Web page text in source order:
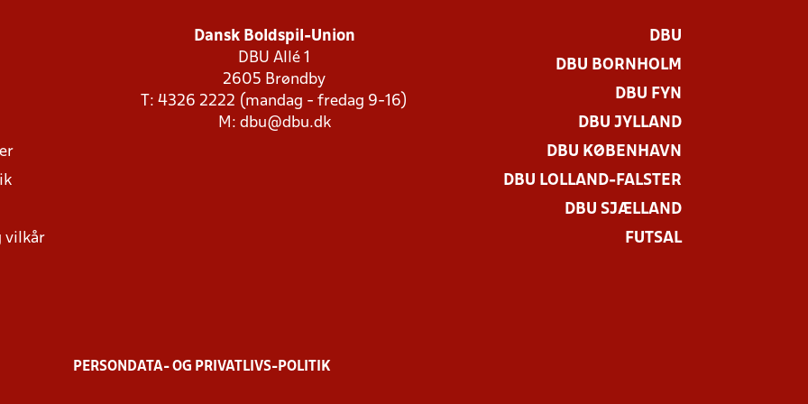
vilkår
Dansk Boldspil-Union
DBU Allé 1
2605 Brøndby
T: 4326 2222 (mandag - fredag 9-16)
M: dbu@dbu.dk
DBU
DBU BORNHOLM
DBU FYN
DBU JYLLAND
DBU KØBENHAVN
DBU LOLLAND-FALSTER
DBU SJÆLLAND
FUTSAL
PERSONDATA- OG PRIVATLIVS-POLITIK